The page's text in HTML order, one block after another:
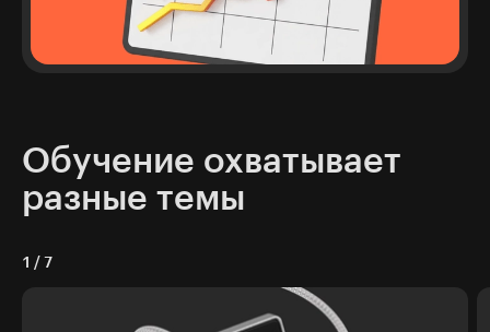
Обучение охватывает
разные темы
1 / 7